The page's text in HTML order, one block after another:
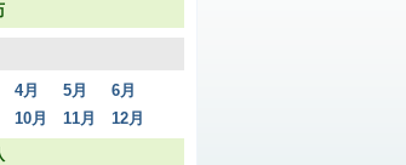
4月 5月
6月
10月 11月
12月